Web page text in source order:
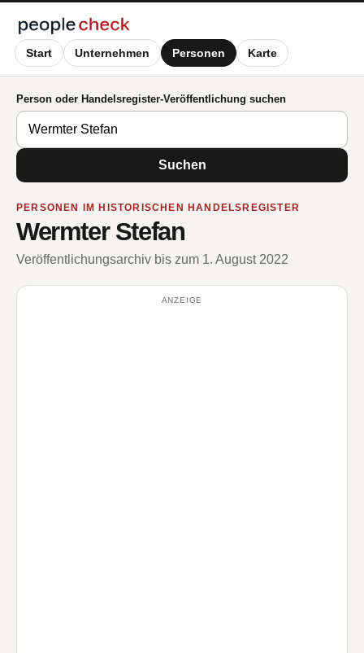
Start Unternehmen Personen Karte
Person oder Handelsregister-Veröffentlichung suchen
Suchen
PERSONEN IM HISTORISCHEN HANDELSREGISTER
Wermter Stefan
Veröffentlichungsarchiv bis zum 1. August 2022
ANZEIGE